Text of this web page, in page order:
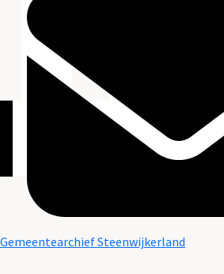
Steenwijkerland